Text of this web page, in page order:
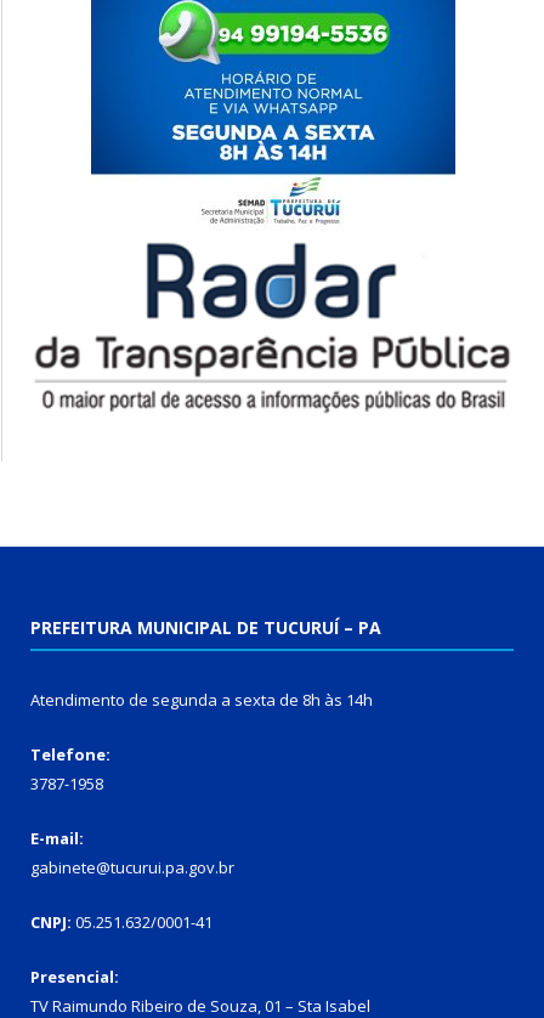
PREFEITURA MUNICIPAL DE TUCURUÍ – PA
Atendimento de segunda a sexta de 8h às 14h
Telefone:
3787-1958
E-mail:
gabinete@tucurui.pa.gov.br
CNPJ: 05.251.632/0001-41
Presencial:
TV Raimundo Ribeiro de Souza, 01 – Sta Isabel